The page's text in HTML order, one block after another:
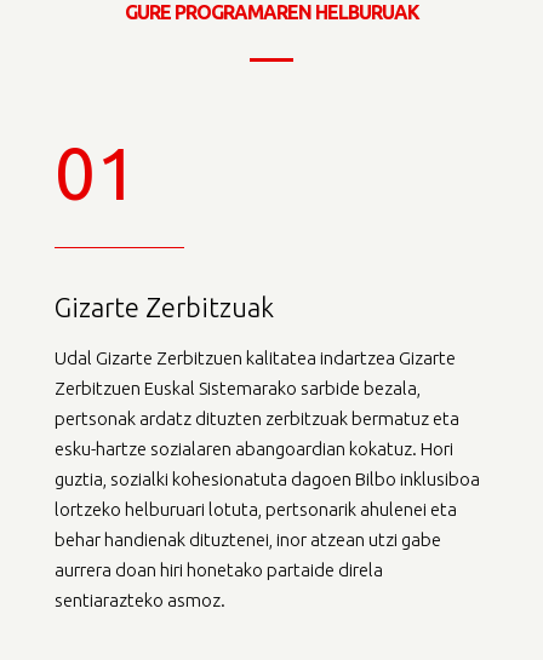
GURE PROGRAMAREN HELBURUAK
01
Gizarte Zerbitzuak
Udal Gizarte Zerbitzuen kalitatea indartzea Gizarte
Zerbitzuen Euskal Sistemarako sarbide bezala,
pertsonak ardatz dituzten zerbitzuak bermatuz eta
esku-hartze sozialaren abangoardian kokatuz. Hori
guztia, sozialki kohesionatuta dagoen Bilbo inklusiboa
lortzeko helburuari lotuta, pertsonarik ahulenei eta
behar handienak dituztenei, inor atzean utzi gabe
aurrera doan hiri honetako partaide direla
sentiarazteko asmoz.